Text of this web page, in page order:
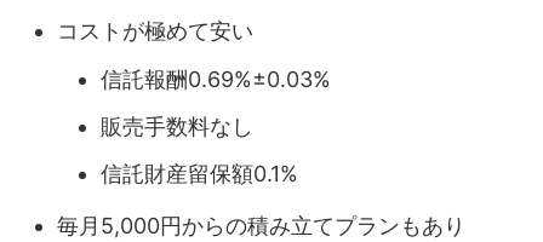
コストが極めて安い
信託報酬0.69%±0.03%
販売手数料なし
信託財産留保額0.1%
毎月5,000円からの積み立てプランもあり